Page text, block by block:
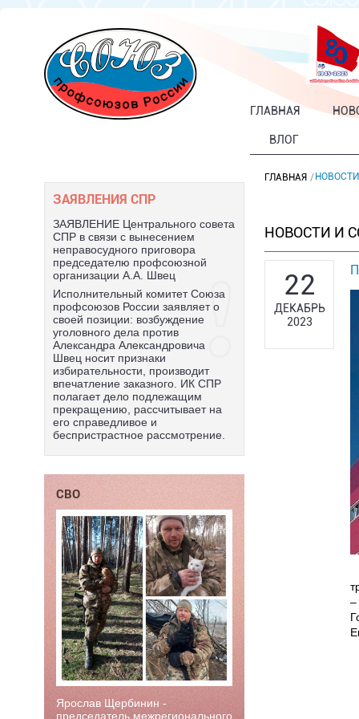
ГЛАВНАЯ
ВЛОГ
ЗАЯВЛЕНИЯ СПР
ЗАЯВЛЕНИЕ Центрального совета
СПР в связи с вынесением
неправосудного приговора
председателю профсоюзной
организации А.А. Швец
Исполнительный комитет Союза
профсоюзов России заявляет о
своей позиции: возбуждение
уголовного дела против
Александра Александровича
Швец носит признаки
избирательности, производит
впечатление заказного. ИК СПР
полагает дело подлежащим
прекращению, рассчитывает на
его справедливое и
беспристрастное рассмотрение.
СВО
Ярослав Щербинин -
председатель межрегионального
ГЛАВНАЯ
НОВОСТИ И
22
ДЕКАБРЬ
2023
–